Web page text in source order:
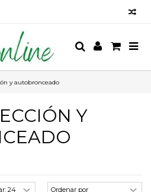
y autobronceado
Y